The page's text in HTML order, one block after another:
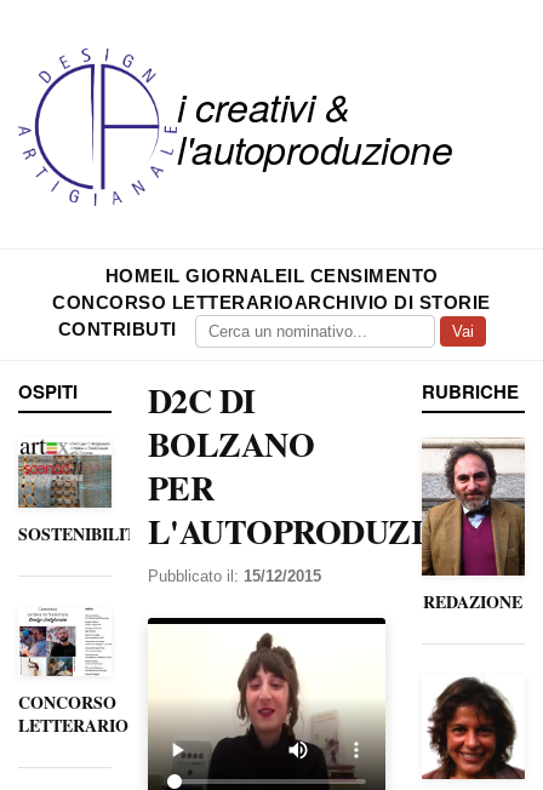
i creativi &
l'autoproduzione
HOMEIL GIORNALEIL CENSIMENTO
CONCORSO LETTERARIOARCHIVIO DI STORIE
CONTRIBUTI
Vai
OSPITI
SOSTENIBILITÀ
CONCORSO
LETTERARIO
D2C DI
BOLZANO
PER
L'AUTOPRODUZIONE
Pubblicato il: 15/12/2015
RUBRICHE
REDAZIONE